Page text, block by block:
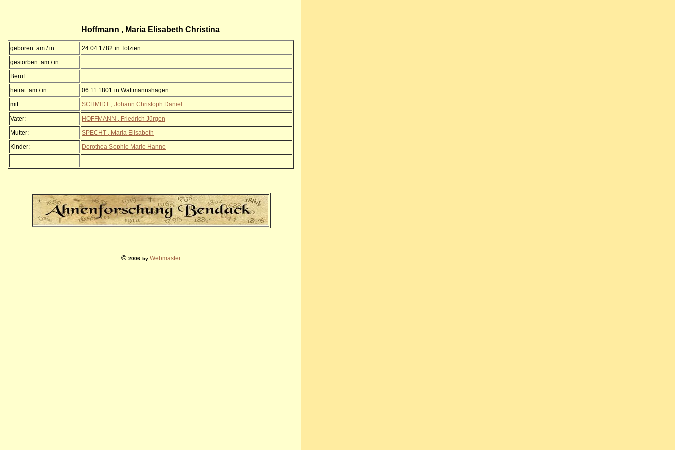
Hoffmann , Maria Elisabeth Christina
geboren: am / in
24.04.1782 in Tolzien
gestorben: am / in
Beruf:
heirat: am / in
06.11.1801 in Wattmannshagen
mit:
SCHMIDT , Johann Christoph Daniel
Vater:
HOFFMANN , Friedrich Jürgen
Mutter:
SPECHT , Maria Elisabeth
Kinder:
Dorothea Sophie Marie Hanne
© 2006 by Webmaster